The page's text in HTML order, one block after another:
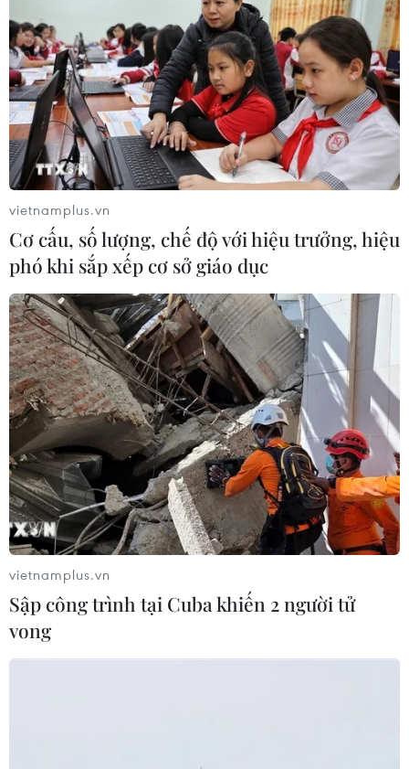
#Công tác dân vận
#Năm dân vận chính quyền
#Ban Dân vận Trung ương
#Bộ Chính trị
#Không gian mạng
Theo dõi VietnamPlus
TIN LIÊN QUAN
vietnamplus.vn
Cơ cấu, số lượng, chế độ với hiệu trưởng, hiệu
phó khi sắp xếp cơ sở giáo dục
vietnamplus.vn
Sập công trình tại Cuba khiến 2 người tử
vong